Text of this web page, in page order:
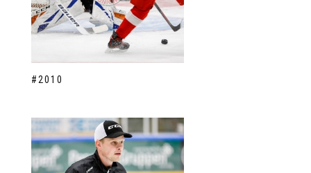
#2010